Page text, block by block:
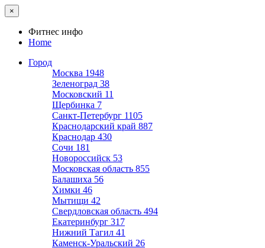
×
Фитнес инфо
Home
Город
Москва 1948
Зеленоград 38
Московский 11
Щербинка 7
Санкт-Петербург 1105
Краснодарский край 887
Краснодар 430
Сочи 181
Новороссийск 53
Московская область 855
Балашиха 56
Химки 46
Мытищи 42
Свердловская область 494
Екатеринбург 317
Нижний Тагил 41
Каменск-Уральский 26